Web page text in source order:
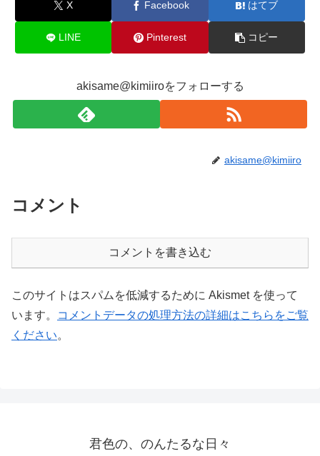
X Facebook はてブ
LINE Pinterest コピー
akisame@kimiiroをフォローする
akisame@kimiiro
コメント
コメントを書き込む
このサイトはスパムを低減するために Akismet を使って
います。
コメントデータの処理方法の詳細はこちらをご覧
ください。
君色の、のんたるな日々